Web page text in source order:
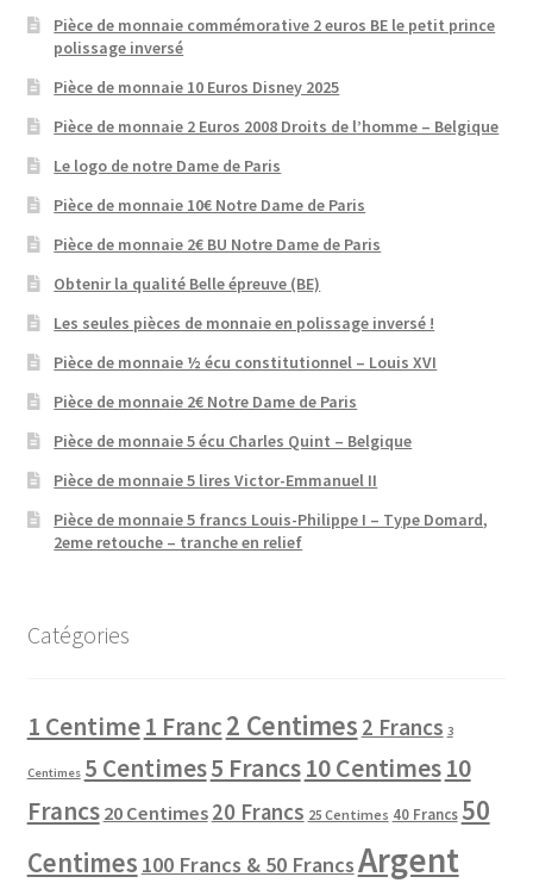
Pièce de monnaie commémorative 2 euros BE le petit prince
polissage inversé
Pièce de monnaie 10 Euros Disney 2025
Pièce de monnaie 2 Euros 2008 Droits de l’homme – Belgique
Le logo de notre Dame de Paris
Pièce de monnaie 10€ Notre Dame de Paris
Pièce de monnaie 2€ BU Notre Dame de Paris
Obtenir la qualité Belle épreuve (BE)
Les seules pièces de monnaie en polissage inversé !
Pièce de monnaie ½ écu constitutionnel – Louis XVI
Pièce de monnaie 2€ Notre Dame de Paris
Pièce de monnaie 5 écu Charles Quint – Belgique
Pièce de monnaie 5 lires Victor-Emmanuel II
Pièce de monnaie 5 francs Louis-Philippe I – Type Domard,
2eme retouche – tranche en relief
Catégories
1 Centime1 Franc2 Centimes 2 Francs 3
Centimes 5 Centimes5 Francs10 Centimes10
Francs 20 Centimes 20 Francs 25 Centimes 40 Francs 50
Centimes 100 Francs & 50 FrancsArgent